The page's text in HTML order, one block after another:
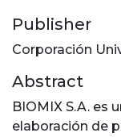
Publisher
Corporación
Abstract
BIOMIX S.A. es
elaboración de